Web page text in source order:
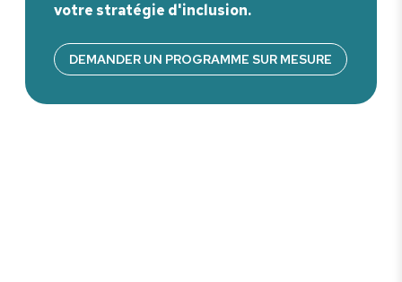
votre stratégie d'inclusion.
DEMANDER UN PROGRAMME SUR MESURE